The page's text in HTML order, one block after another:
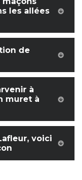
les allées
de
à
muret à
voici